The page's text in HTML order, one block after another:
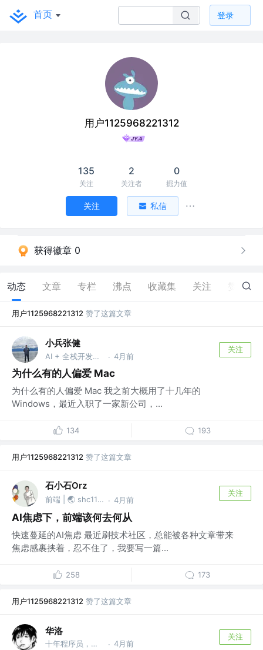
首页 登录
用户1125968221312
135
关注
2
关注者
0
掘力值
关注 私信
获得徽章 0
动态 文章 专栏 沸点 收藏集 关注 1.1K
用户1125968221312 赞了这篇文章
小兵张健
AI + 全栈开发工程师 @jianzhangg@qq.com · 4月前
关注
为什么有的人偏爱 Mac
为什么有的人偏爱 Mac 我之前大概用了十几年的
Windows，最近入职了一家新公司，...
134 193
用户1125968221312 赞了这篇文章
石小石Orz
前端 | 🌏 shc1139874527 · 4月前
关注
AI焦虑下，前端该何去何从
快速蔓延的AI焦虑 最近刷技术社区，总能被各种文章带来
焦虑感裹挟着，忍不住了，我要写一篇...
258 173
用户1125968221312 赞了这篇文章
华洛
十年程序员，现AI产品负责人，AI产品升级专家。 · 4月前
关注